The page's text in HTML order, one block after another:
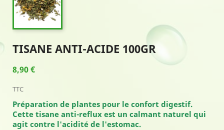
TISANE ANTI-ACIDE 100GR
8,90 €
TTC
Préparation de plantes pour le confort digestif.
Cette tisane anti-reflux est un calmant naturel qui
agit contre l'acidité de l'estomac.